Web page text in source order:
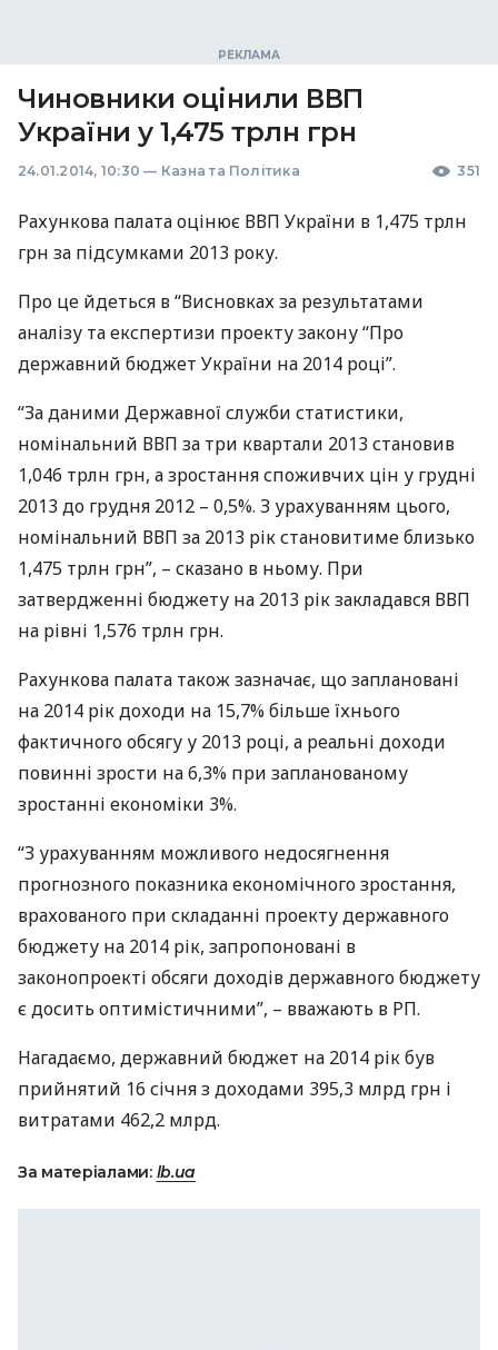
Чиновники оцінили ВВП
України у 1,475 трлн грн
24.01.2014, 10:30 — Казна та Політика 351
Рахункова палата оцінює ВВП України в 1,475 трлн
грн за підсумками 2013 року.
Про це йдеться в “Висновках за результатами
аналізу та експертизи проекту закону “Про
державний бюджет України на 2014 році”.
“За даними Державної служби статистики,
номінальний ВВП за три квартали 2013 становив
1,046 трлн грн, а зростання споживчих цін у грудні
2013 до грудня 2012 – 0,5%. З урахуванням цього,
номінальний ВВП за 2013 рік становитиме близько
1,475 трлн грн”, – сказано в ньому. При
затвердженні бюджету на 2013 рік закладався ВВП
на рівні 1,576 трлн грн.
Рахункова палата також зазначає, що заплановані
на 2014 рік доходи на 15,7% більше їхнього
фактичного обсягу у 2013 році, а реальні доходи
повинні зрости на 6,3% при запланованому
зростанні економіки 3%.
“З урахуванням можливого недосягнення
прогнозного показника економічного зростання,
врахованого при складанні проекту державного
бюджету на 2014 рік, запропоновані в
законопроекті обсяги доходів державного бюджету
є досить оптимістичними”, – вважають в РП.
Нагадаємо, державний бюджет на 2014 рік був
прийнятий 16 січня з доходами 395,3 млрд грн і
витратами 462,2 млрд.
За матеріалами: lb.ua